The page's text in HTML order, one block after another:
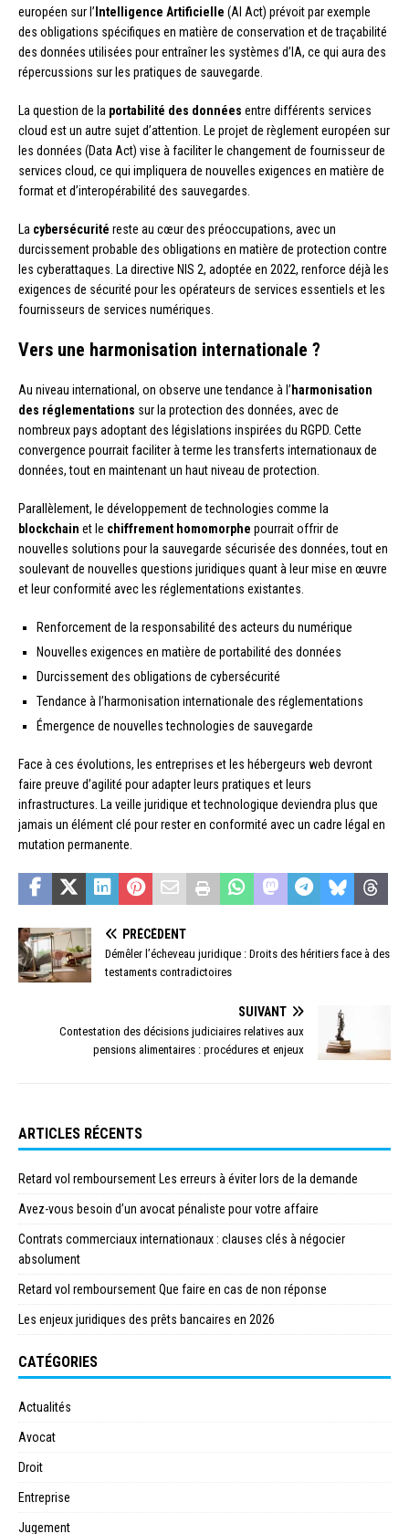
européen sur l’Intelligence Artificielle (AI Act) prévoit par exemple
des obligations spécifiques en matière de conservation et de traçabilité
des données utilisées pour entraîner les systèmes d’IA, ce qui aura des
répercussions sur les pratiques de sauvegarde.
La question de la portabilité des données entre différents services
cloud est un autre sujet d’attention. Le projet de règlement européen sur
les données (Data Act) vise à faciliter le changement de fournisseur de
services cloud, ce qui impliquera de nouvelles exigences en matière de
format et d’interopérabilité des sauvegardes.
La cybersécurité reste au cœur des préoccupations, avec un
durcissement probable des obligations en matière de protection contre
les cyberattaques. La directive NIS 2, adoptée en 2022, renforce déjà les
exigences de sécurité pour les opérateurs de services essentiels et les
fournisseurs de services numériques.
Vers une harmonisation internationale ?
Au niveau international, on observe une tendance à l’harmonisation
des réglementations sur la protection des données, avec de
nombreux pays adoptant des législations inspirées du RGPD. Cette
convergence pourrait faciliter à terme les transferts internationaux de
données, tout en maintenant un haut niveau de protection.
Parallèlement, le développement de technologies comme la
blockchain et le chiffrement homomorphe pourrait offrir de
nouvelles solutions pour la sauvegarde sécurisée des données, tout en
soulevant de nouvelles questions juridiques quant à leur mise en œuvre
et leur conformité avec les réglementations existantes.
Renforcement de la responsabilité des acteurs du numérique
Nouvelles exigences en matière de portabilité des données
Durcissement des obligations de cybersécurité
Tendance à l’harmonisation internationale des réglementations
Émergence de nouvelles technologies de sauvegarde
Face à ces évolutions, les entreprises et les hébergeurs web devront
faire preuve d’agilité pour adapter leurs pratiques et leurs
infrastructures. La veille juridique et technologique deviendra plus que
jamais un élément clé pour rester en conformité avec un cadre légal en
mutation permanente.
PRÉCÉDENT
Démêler l’écheveau juridique : Droits des héritiers face à des
testaments contradictoires
SUIVANT
Contestation des décisions judiciaires relatives aux
pensions alimentaires : procédures et enjeux
ARTICLES RÉCENTS
Retard vol remboursement Les erreurs à éviter lors de la demande
Avez-vous besoin d’un avocat pénaliste pour votre affaire
Contrats commerciaux internationaux : clauses clés à négocier
absolument
Retard vol remboursement Que faire en cas de non réponse
Les enjeux juridiques des prêts bancaires en 2026
CATÉGORIES
Actualités
Avocat
Droit
Entreprise
Jugement